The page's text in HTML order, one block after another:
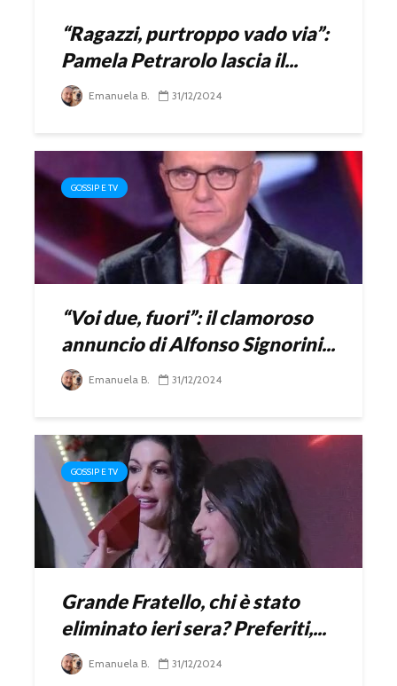
“Ragazzi, purtroppo vado via”:
Pamela Petrarolo lascia il...
Emanuela B. 31/12/2024
GOSSIP E TV
“Voi due, fuori”: il clamoroso
annuncio di Alfonso Signorini...
Emanuela B. 31/12/2024
GOSSIP E TV
Grande Fratello, chi è stato
eliminato ieri sera? Preferiti,...
Emanuela B. 31/12/2024